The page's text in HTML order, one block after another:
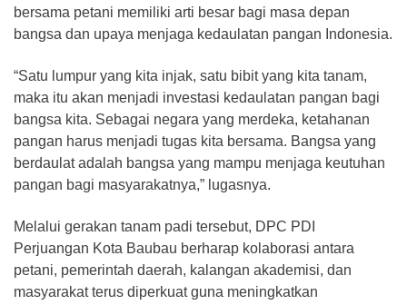
bersama petani memiliki arti besar bagi masa depan
bangsa dan upaya menjaga kedaulatan pangan Indonesia.
“Satu lumpur yang kita injak, satu bibit yang kita tanam,
maka itu akan menjadi investasi kedaulatan pangan bagi
bangsa kita. Sebagai negara yang merdeka, ketahanan
pangan harus menjadi tugas kita bersama. Bangsa yang
berdaulat adalah bangsa yang mampu menjaga keutuhan
pangan bagi masyarakatnya,” lugasnya.
Melalui gerakan tanam padi tersebut, DPC PDI
Perjuangan Kota Baubau berharap kolaborasi antara
petani, pemerintah daerah, kalangan akademisi, dan
masyarakat terus diperkuat guna meningkatkan